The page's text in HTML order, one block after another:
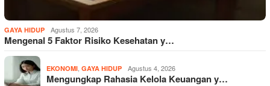
GAYA HIDUP Agustus 7, 2026
Mengenal 5 Faktor Risiko Kesehatan y…
EKONOMI GAYA HIDUP Agustus 4, 2026
Mengungkap Rahasia Kelola Keuangan y…